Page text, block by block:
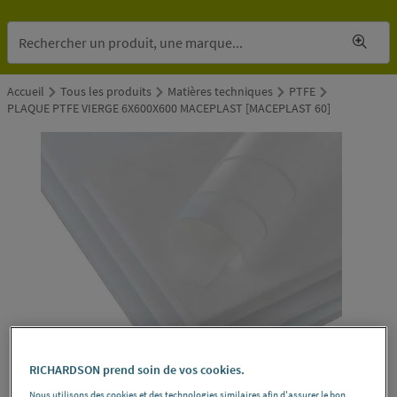
Accueil Tous les produits Matières techniques
PTFE
PLAQUE PTFE VIERGE 6X600X600 MACEPLAST [MACEPLAST 60]
RICHARDSON prend soin de vos cookies.